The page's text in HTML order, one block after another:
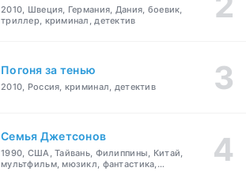
2010, Швеция, Германия, Дания, боевик,
триллер, криминал, детектив
Погоня за тенью
2010, Россия, криминал, детектив
Семья Джетсонов
1990, США, Тайвань, Филиппины, Китай,
мультфильм, мюзикл, фантастика,